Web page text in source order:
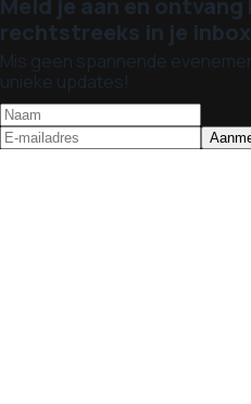
Meld je aan en
rechtstreeks in je
Mis geen spannende
unieke updates!